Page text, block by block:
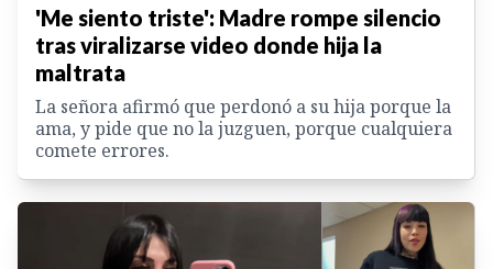
'Me siento triste': Madre rompe silencio
tras viralizarse video donde hija la
maltrata
La señora afirmó que perdonó a su hija porque la
ama, y pide que no la juzguen, porque cualquiera
comete errores.